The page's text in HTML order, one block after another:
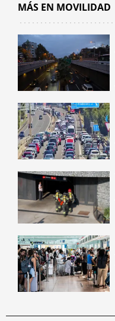
MÁS EN MOVILIDAD